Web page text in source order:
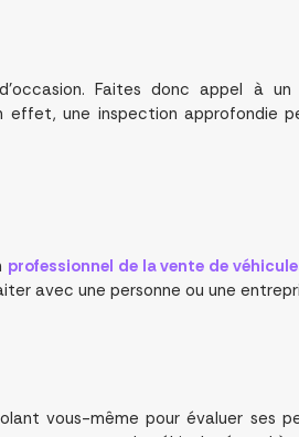
Faites donc appel à
une inspection approfondie
professionnel de la vente de
avec une personne ou une
vous-même pour évaluer ses